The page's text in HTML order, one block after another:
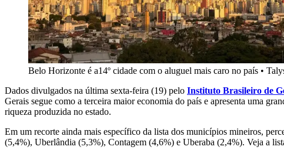
Belo Horizonte é a14º cidade com o aluguel mais caro no país •
Dados divulgados na última sexta-feira (19) pelo Instituto Brasileiro de
Gerais segue como a terceira maior economia do país e apresenta uma
riqueza produzida no estado.
Em um recorte ainda mais específico da lista dos municípios mineiros,
(5,4%), Uberlândia (5,3%), Contagem (4,6%) e Uberaba (2,4%). Veja a